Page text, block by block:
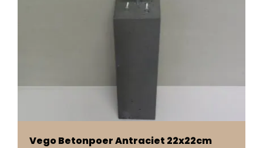
Vego Betonpoer Antraciet 22x22cm